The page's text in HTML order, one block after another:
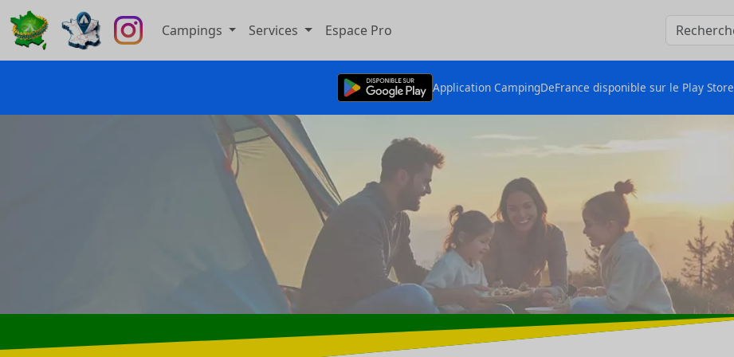
Campings Services Espace Pro
Application CampingDeFrance disponible sur le Play Store